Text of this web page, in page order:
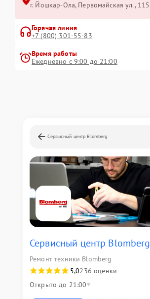
г. Йошкар-Ола, Первомайская ул., 115
Горячая линия
+7 (800) 301-55-83
Время работы
Ежедневно с 9:00 до 21:00
Сервисный центр Blomberg
Сервисный центр Blomberg
Ремонт техники Blomberg
5,0236 оценки
Открыто до 21:00